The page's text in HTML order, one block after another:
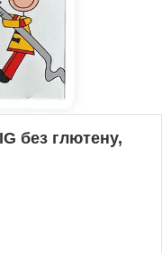
без глютену,